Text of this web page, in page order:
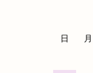
日 月